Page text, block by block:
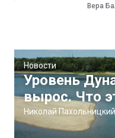
Вера
Новости
Уровень
вырос. Что
Николай Пахольницкий